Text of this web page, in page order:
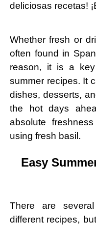
deliciosas recetas!
Whether fresh or
often found in
reason, it is a
summer recipes. It
dishes, desserts,
the hot days
absolute
using fresh basil.
Easy
There are
different recipes,